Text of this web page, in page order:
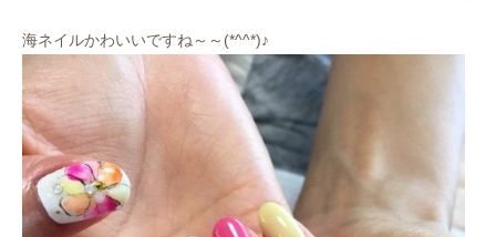
海ネイルかわいいですね～～(*^^*)♪